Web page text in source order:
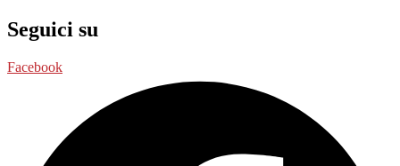
Seguici su
Facebook